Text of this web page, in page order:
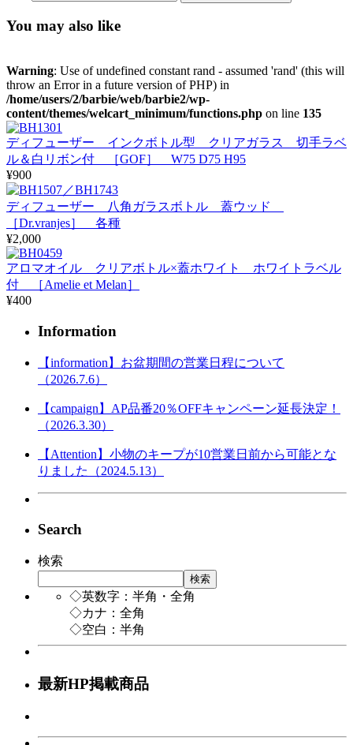
You may also like
Warning: Use of undefined constant rand - assumed 'rand' (this will
throw an Error in a future version of PHP) in
/home/users/2/barbie/web/barbie2/wp-
content/themes/welcart_minimum/functions.php on line 135
ディフューザー インクボトル型 クリアガラス 切手ラベ
ル＆白リボン付 ［GOF］ W75 D75 H95
¥900
ディフューザー 八角ガラスボトル 蓋ウッド
［Dr.vranjes］ 各種
¥2,000
アロマオイル クリアボトル×蓋ホワイト ホワイトラベル
付 ［Amelie et Melan］
¥400
Information
【information】お盆期間の営業日程について
（2026.7.6）
【campaign】AP品番20％OFFキャンペーン延長決定！
（2026.3.30）
【Attention】小物のキープが10営業日前から可能とな
りました（2024.5.13）
Search
検索
検索
◇英数字：半角・全角
◇カナ：全角
◇空白：半角
最新HP掲載商品